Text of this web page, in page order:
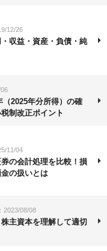
12/26
収益・資産・負債・純
2025年分所得）の確
制改正ポイント
11/04
の会計処理を比較！損
の扱いとは
2023/08/08
主資本を理解して適切